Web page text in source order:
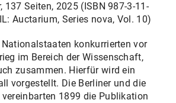
137 Seiten, 2025 (ISBN 987-3-11-
Auctarium, Series nova, Vol. 10)
konkurrierten vor
im Bereich der Wissenschaft,
zusammen. Hierfür wird ein
vorgestellt. Die Berliner und die
vereinbarten 1899 die Publikation